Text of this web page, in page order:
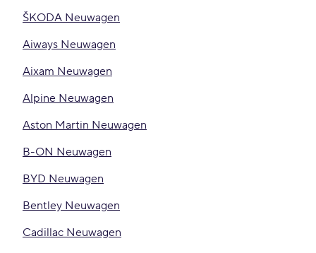
ŠKODA Neuwagen
Aiways Neuwagen
Aixam Neuwagen
Alpine Neuwagen
Aston Martin Neuwagen
B-ON Neuwagen
BYD Neuwagen
Bentley Neuwagen
Cadillac Neuwagen